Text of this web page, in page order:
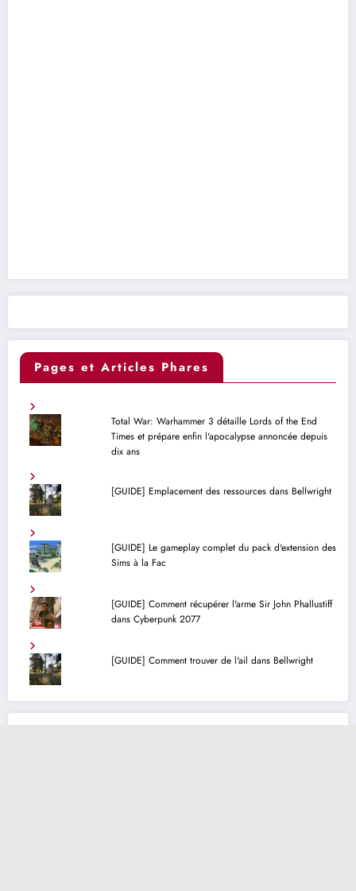
Pages et Articles Phares
Total War: Warhammer 3 détaille Lords of the End
Times et prépare enfin l'apocalypse annoncée depuis
dix ans
[GUIDE] Emplacement des ressources dans Bellwright
[GUIDE] Le gameplay complet du pack d'extension des
Sims à la Fac
[GUIDE] Comment récupérer l'arme Sir John Phallustiff
dans Cyberpunk 2077
[GUIDE] Comment trouver de l'ail dans Bellwright